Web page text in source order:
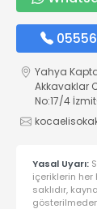
Yahya
Akkavaklar
No:17/4
Yasal Uyarı:
içeriklerin her
saklıdır,